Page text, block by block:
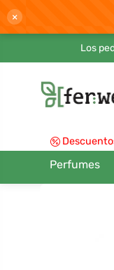
×
Los
Perfumes